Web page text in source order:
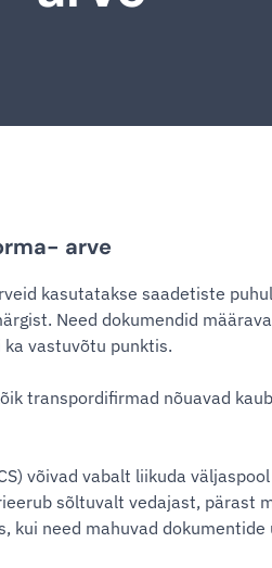
arve
kasutatakse saadetiste
Need dokumendid
vastuvõtu punktis.
transpordifirmad nõuavad
võivad vabalt liikuda
sõltuvalt vedajast, pärast
kui need mahuvad dokumentide